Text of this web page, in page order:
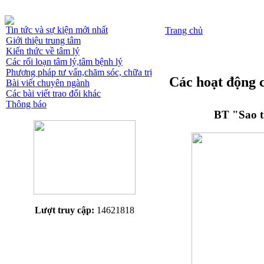
Tin tức và sự kiện mới nhất
Giới thiệu trung tâm
Kiến thức về tâm lý
Các rối loạn tâm lý,tâm bệnh lý
Phương pháp tư vấn,chăm sóc, chữa trị
Bài viết chuyên ngành
Các bài viết trao đổi khác
Thông báo
Lượt truy cập: 14621818
Trang chủ
Các hoạt động
BT "Sao